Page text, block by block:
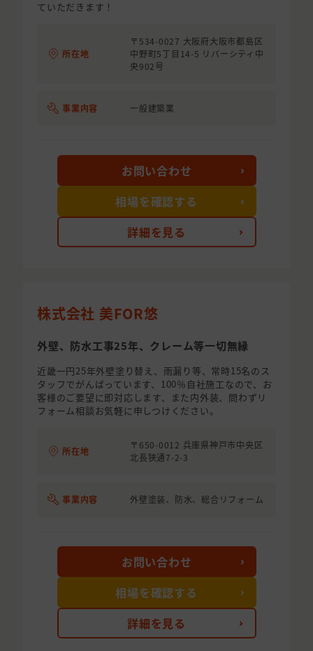
ていただきます！
所在地
〒534-0027 大阪府大阪市都島区
中野町5丁目14-5 リバーシティ中
央902号
事業内容 一般建築業
詳細を見る
お問い合わせ
相場を確認する
株式会社 美FOR悠
外壁、防水工事25年、クレーム等一切無縁
近畿一円25年外壁塗り替え、雨漏り等、常時15名のス
タッフでがんばっています、100％自社施工なので、お
客様のご要望に即対応します、また内外装、問わずリ
フォーム相談お気軽に申しつけください。
所在地
〒650-0012 兵庫県神戸市中央区
北長狭通7-2-3
事業内容 外壁塗装、防水、総合リフォーム
詳細を見る
お問い合わせ
相場を確認する